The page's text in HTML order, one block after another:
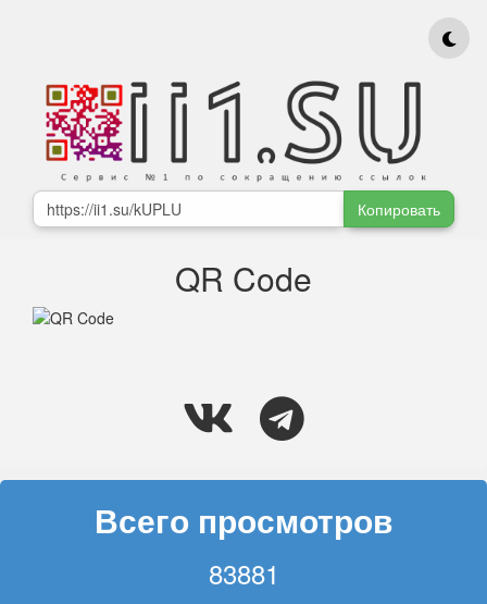
Копировать
QR Code
Всего просмотров
83881